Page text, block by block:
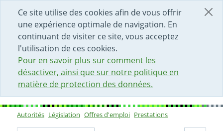
Ce site utilise des cookies afin de vous offrir
une expérience optimale de navigation. En
continuant de visiter ce site, vous acceptez
l'utilisation de ces cookies.
Pour en savoir plus sur comment les
désactiver, ainsi que sur notre politique en
matière de protection des données.
DÉBUT DU CONTENU DE LA PAGE
ACCÈS AU CHAMP DE RECHERCHE
PAGE D'ACCUEIL
FORMULAIRE DE CONTACT
Sous-navigation
Autorités Législation Offres d'emploi Prestations